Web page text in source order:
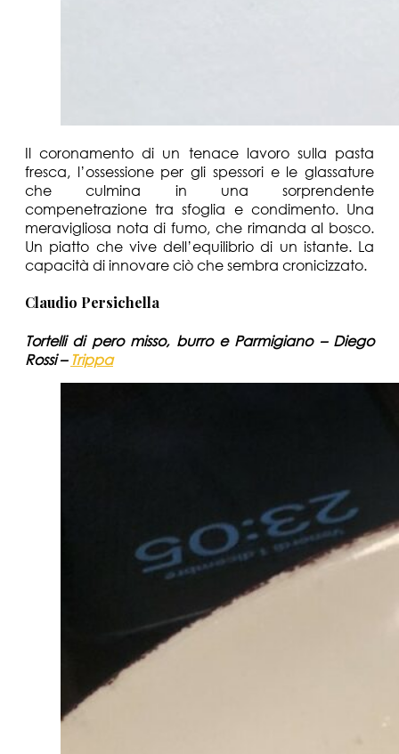
Il coronamento di un tenace lavoro sulla pasta
fresca, l’ossessione per gli spessori e le glassature
che culmina in una sorprendente
compenetrazione tra sfoglia e condimento. Una
meravigliosa nota di fumo, che rimanda al bosco.
Un piatto che vive dell’equilibrio di un istante. La
capacità di innovare ciò che sembra cronicizzato.
Claudio Persichella
Tortelli di pero misso, burro e Parmigiano – Diego
Rossi – Trippa